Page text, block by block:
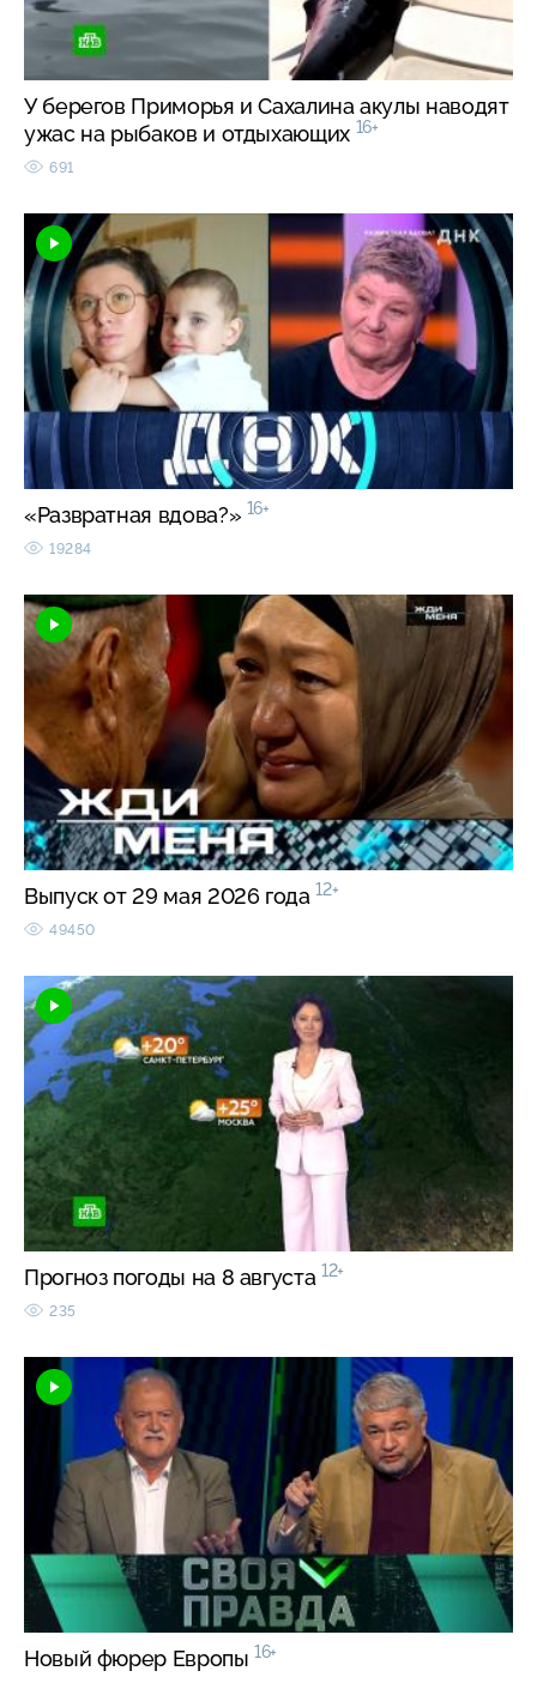
У берегов Приморья и Сахалина акулы наводят
ужас на рыбаков и отдыхающих 16+
691
«Развратная вдова?» 16+
19284
Выпуск от 29 мая 2026 года 12+
49450
Прогноз погоды на 8 августа 12+
235
Новый фюрер Европы 16+